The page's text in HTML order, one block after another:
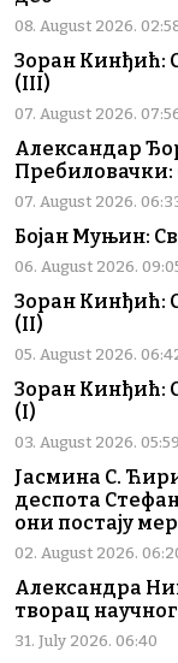
08. August 2026.
Зоран Кинђић:
(III)
07. August 2026.
Александар
Пребиловачки:
07. August 2026.
Бојан Муњин:
06. August 2026.
Зоран Кинђић:
(II)
05. August 2026.
Зоран Кинђић:
(I)
03. August 2026. 05:59
Јасмина С.
деспота
они постају
02. August 2026.
Александра
творац
31. July 2026. 06:40